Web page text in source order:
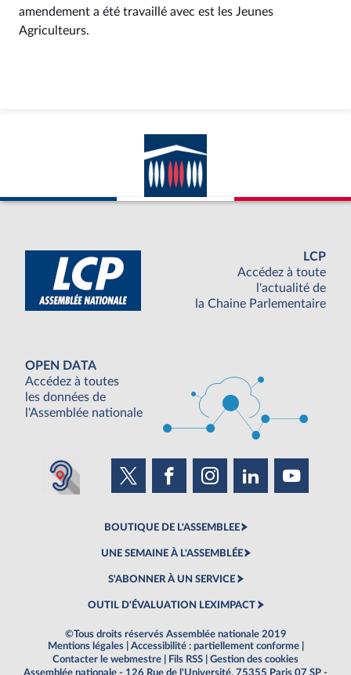
amendement a été travaillé avec est les Jeunes
Agriculteurs.
LCP
Accédez à toute
l'actualité de
la Chaine Parlementaire
OPEN DATA
Accédez à toutes
les données de
l'Assemblée nationale
BOUTIQUE DE L'ASSEMBLEE
UNE SEMAINE À L'ASSEMBLÉE
S'ABONNER À UN SERVICE
OUTIL D'ÉVALUATION LEXIMPACT
©Tous droits réservés Assemblée nationale 2019
Mentions légales
Accessibilité : partiellement conforme
Contacter le webmestre
Fils RSS
Gestion des cookies
Assemblée nationale - 126 Rue de l'Université, 75355 Paris 07 SP -